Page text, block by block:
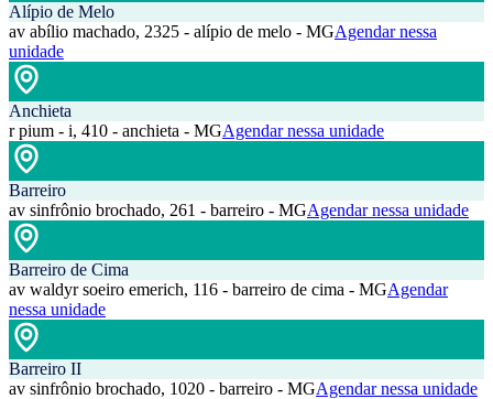
Alípio de Melo
av abílio machado, 2325 - alípio de melo - MGAgendar nessa
unidade
Anchieta
r pium - i, 410 - anchieta - MGAgendar nessa unidade
Barreiro
av sinfrônio brochado, 261 - barreiro - MGAgendar nessa unidade
Barreiro de Cima
av waldyr soeiro emerich, 116 - barreiro de cima - MGAgendar
nessa unidade
Barreiro II
av sinfrônio brochado, 1020 - barreiro - MGAgendar nessa unidade